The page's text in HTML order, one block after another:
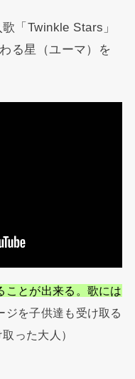
「Twinkle Stars」
る星（ユーマ）を
ことが出来る。歌には
ジを子供達も受け取る
った大人）